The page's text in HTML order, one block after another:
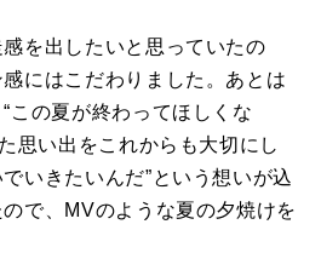
を出したいと思っていたの
にはこだわりました。あとは
この夏が終わってほしくな
思い出をこれからも大切にし
いきたいんだ”という想いが込
で、 MVのような夏の夕焼けを